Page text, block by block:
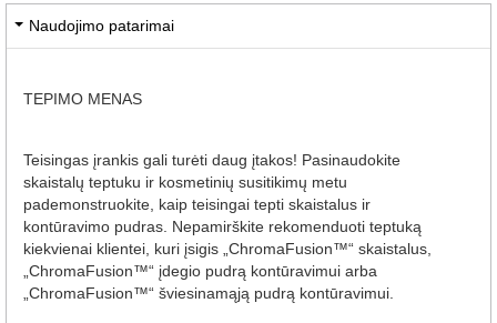
Naudojimo patarimai
TEPIMO MENAS
Teisingas įrankis gali turėti daug įtakos! Pasinaudokite
skaistalų teptuku ir kosmetinių susitikimų metu
pademonstruokite, kaip teisingai tepti skaistalus ir
kontūravimo pudras. Nepamirškite rekomenduoti teptuką
kiekvienai klientei, kuri įsigis „ChromaFusion™“ skaistalus,
„ChromaFusion™“ įdegio pudrą kontūravimui arba
„ChromaFusion™“ šviesinamąją pudrą kontūravimui.